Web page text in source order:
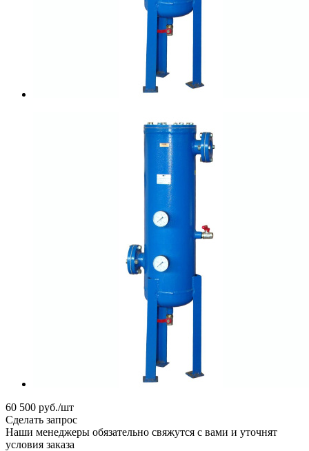
60 500 руб./шт
Сделать запрос
Наши менеджеры обязательно свяжутся с вами и уточнят
условия заказа